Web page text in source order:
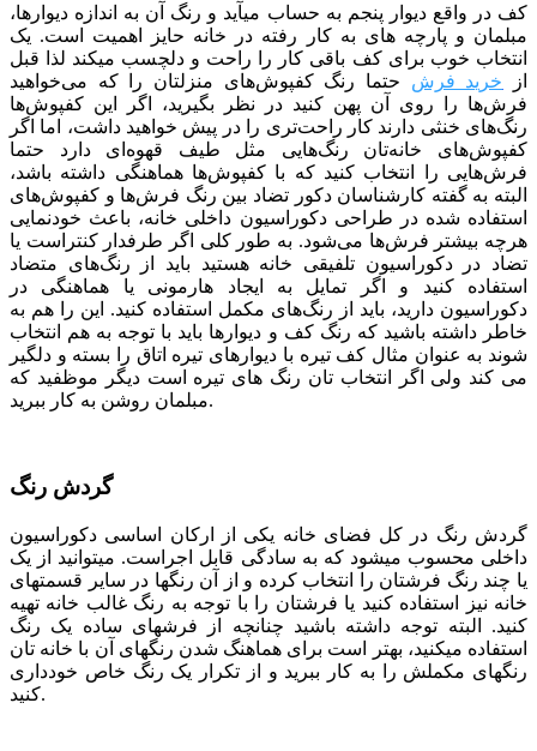
کف در واقع دیوار پنجم به حساب می­آید و رنگ آن به اندازه دیوارها،
مبلمان و پارچه­ های به کار رفته در خانه حایز اهمیت است. یک
انتخاب خوب برای کف باقی کار را راحت و دلچسب می­کند لذا قبل
از خرید فرش حتما رنگ کفپوش‌های منزلتان را که می‌خواهید
فرش‌ها را روی آن پهن کنید در نظر بگیرید، اگر این کفپوش‌ها
رنگ‌های خنثی دارند کار راحت‌تری را در پیش خواهید داشت، اما اگر
کفپوش‌های خانه‌تان رنگ‌هایی مثل طیف قهوه‌ای دارد حتما
فرش‌هایی را انتخاب کنید که با کفپوش‌ها هماهنگی داشته باشد،
البته به گفته کارشناسان دکور تضاد بین رنگ فرش‌ها و کفپوش‌های
استفاده شده در طراحی دکوراسیون داخلی خانه، باعث خودنمایی
هرچه بیشتر فرش‌ها می‌شود. به طور کلی اگر طرفدار کنتراست یا
تضاد در دکوراسیون تلفیقی خانه هستید باید از رنگ‌های متضاد
استفاده کنید و اگر تمایل به ایجاد هارمونی یا هماهنگی در
دکوراسیون دارید، باید از رنگ‌های مکمل استفاده کنید. این را هم به
خاطر داشته باشید که رنگ کف و دیوارها باید با توجه به هم انتخاب
شوند به عنوان مثال کف تیره با دیوارهای تیره اتاق را بسته و دلگیر
می کند ولی اگر انتخاب تان رنگ های تیره است دیگر موظفید که
مبلمان روشن به کار ببرید.
گردش رنگ
گردش رنگ در کل فضای خانه یکی از ارکان اساسی دکوراسیون
داخلی محسوب می­شود که به سادگی قابل اجراست. می­توانید از یک
یا چند رنگ فرش­تان را انتخاب کرده و از آن رنگ­ها در سایر قسمت­های
خانه نیز استفاده کنید یا فرشتان را با توجه به رنگ غالب خانه تهیه
کنید. البته توجه داشته باشید چنانچه از فرش­های ساده یک رنگ
استفاده می­کنید، بهتر است برای هماهنگ شدن رنگ­های آن با خانه­ تان
رنگ­های مکملش را به کار ببرید و از تکرار یک رنگ خاص خودداری
کنید.